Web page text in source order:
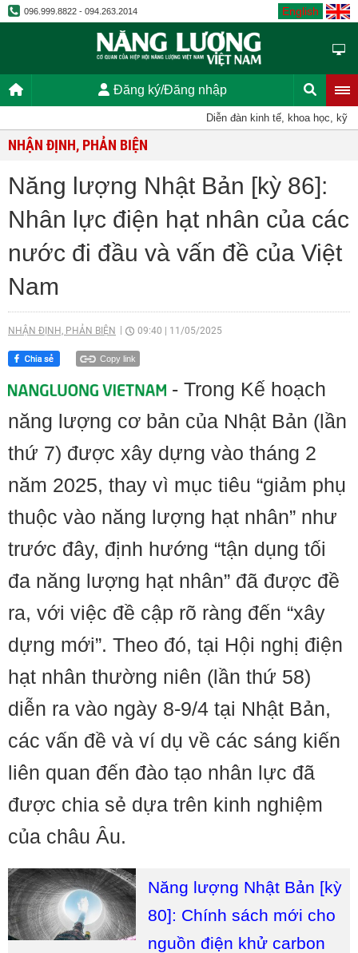
096.999.8822 - 094.263.2014 English
Đăng ký/Đăng nhập
Diễn đàn kinh tế, khoa học, kỹ
NHẬN ĐỊNH, PHẢN BIỆN
Năng lượng Nhật Bản [kỳ 86]:
Nhân lực điện hạt nhân của các
nước đi đầu và vấn đề của Việt
Nam
NHẬN ĐỊNH, PHẢN BIỆN 09:40 11/05/2025
Copy link
- Trong Kế hoạch
năng lượng cơ bản của Nhật Bản (lần
thứ 7) được xây dựng vào tháng 2
năm 2025, thay vì mục tiêu “giảm phụ
thuộc vào năng lượng hạt nhân” như
trước đây, định hướng “tận dụng tối
đa năng lượng hạt nhân” đã được đề
ra, với việc đề cập rõ ràng đến “xây
dựng mới”. Theo đó, tại Hội nghị điện
hạt nhân thường niên (lần thứ 58)
diễn ra vào ngày 8-9/4 tại Nhật Bản,
các vấn đề và ví dụ về các sáng kiến
liên quan đến đào tạo nhân lực đã
được chia sẻ dựa trên kinh nghiệm
của châu Âu.
Năng lượng Nhật Bản [kỳ
80]: Chính sách mới cho
nguồn điện khử carbon